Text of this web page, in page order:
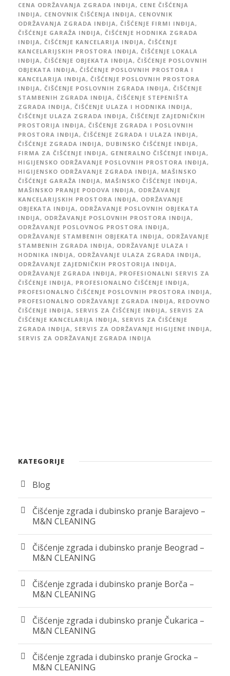
CENA ODRŽAVANJA ZGRADA INĐIJA , CENE ČIŠĆENJA
INĐIJA , CENOVNIK ČIŠĆENJA INĐIJA , CENOVNIK
ODRŽAVANJA ZGRADA INĐIJA , ČIŠĆENJE FIRMI INĐIJA ,
ČIŠĆENJE GARAŽA INĐIJA , ČIŠĆENJE HODNIKA ZGRADA
INĐIJA , ČIŠĆENJE KANCELARIJA INĐIJA , ČIŠĆENJE
KANCELARIJSKIH PROSTORA INĐIJA , ČIŠĆENJE LOKALA
INĐIJA , ČIŠĆENJE OBJEKATA INĐIJA , ČIŠĆENJE POSLOVNIH
OBJEKATA INĐIJA , ČIŠĆENJE POSLOVNIH PROSTORA I
KANCELARIJA INĐIJA , ČIŠĆENJE POSLOVNIH PROSTORA
INĐIJA , ČIŠĆENJE POSLOVNIH ZGRADA INĐIJA , ČIŠĆENJE
STAMBENIH ZGRADA INĐIJA , ČIŠĆENJE STEPENIŠTA
ZGRADA INĐIJA , ČIŠĆENJE ULAZA I HODNIKA INĐIJA ,
ČIŠĆENJE ULAZA ZGRADA INĐIJA , ČIŠĆENJE ZAJEDNIČKIH
PROSTORIJA INĐIJA , ČIŠĆENJE ZGRADA I POSLOVNIH
PROSTORA INĐIJA , ČIŠĆENJE ZGRADA I ULAZA INĐIJA ,
ČIŠĆENJE ZGRADA INĐIJA , DUBINSKO ČIŠĆENJE INĐIJA ,
FIRMA ZA ČIŠĆENJE INĐIJA , GENERALNO ČIŠĆENJE INĐIJA ,
HIGIJENSKO ODRŽAVANJE POSLOVNIH PROSTORA INĐIJA ,
HIGIJENSKO ODRŽAVANJE ZGRADA INĐIJA , MAŠINSKO
ČIŠĆENJE GARAŽA INĐIJA , MAŠINSKO ČIŠĆENJE INĐIJA ,
MAŠINSKO PRANJE PODOVA INĐIJA , ODRŽAVANJE
KANCELARIJSKIH PROSTORA INĐIJA , ODRŽAVANJE
OBJEKATA INĐIJA , ODRŽAVANJE POSLOVNIH OBJEKATA
INĐIJA , ODRŽAVANJE POSLOVNIH PROSTORA INĐIJA ,
ODRŽAVANJE POSLOVNOG PROSTORA INĐIJA ,
ODRŽAVANJE STAMBENIH OBJEKATA INĐIJA , ODRŽAVANJE
STAMBENIH ZGRADA INĐIJA , ODRŽAVANJE ULAZA I
HODNIKA INĐIJA , ODRŽAVANJE ULAZA ZGRADA INĐIJA ,
ODRŽAVANJE ZAJEDNIČKIH PROSTORIJA INĐIJA ,
ODRŽAVANJE ZGRADA INĐIJA , PROFESIONALNI SERVIS ZA
ČIŠĆENJE INĐIJA , PROFESIONALNO ČIŠĆENJE INĐIJA ,
PROFESIONALNO ČIŠĆENJE POSLOVNIH PROSTORA INĐIJA ,
PROFESIONALNO ODRŽAVANJE ZGRADA INĐIJA , REDOVNO
ČIŠĆENJE INĐIJA , SERVIS ZA ČIŠĆENJE INĐIJA , SERVIS ZA
ČIŠĆENJE KANCELARIJA INĐIJA , SERVIS ZA ČIŠĆENJE
ZGRADA INĐIJA , SERVIS ZA ODRŽAVANJE HIGIJENE INĐIJA ,
SERVIS ZA ODRŽAVANJE ZGRADA INĐIJA
KATEGORIJE
Blog
Čišćenje zgrada i dubinsko pranje Barajevo –
M&N CLEANING
Čišćenje zgrada i dubinsko pranje Beograd –
M&N CLEANING
Čišćenje zgrada i dubinsko pranje Borča –
M&N CLEANING
Čišćenje zgrada i dubinsko pranje Čukarica –
M&N CLEANING
Čišćenje zgrada i dubinsko pranje Grocka –
M&N CLEANING